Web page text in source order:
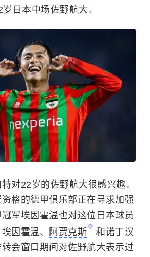
日本中场佐野航大。
对22岁的佐野航大很感兴趣。
格的德甲俱乐部正在寻求加强
军埃因霍温也对这位日本球员
因霍温、
阿贾克斯
和诺丁汉
会窗口期间对佐野航大表示过